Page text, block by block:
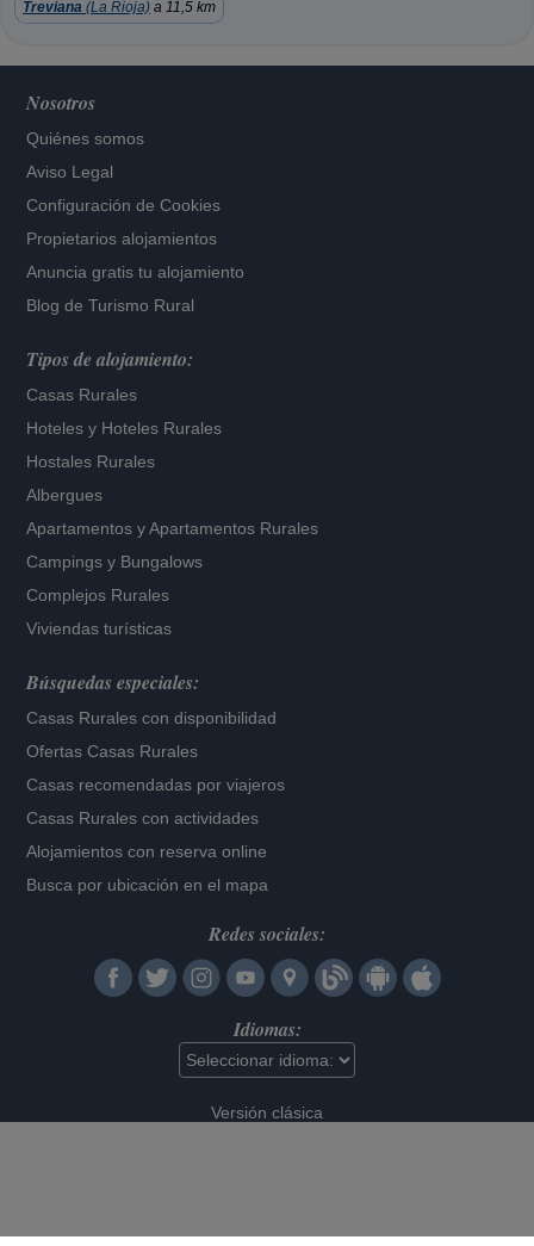
Treviana (La Rioja) a 11,5 km
Nosotros
Quiénes somos
Aviso Legal
Configuración de Cookies
Propietarios alojamientos
Anuncia gratis tu alojamiento
Blog de Turismo Rural
Tipos de alojamiento:
Casas Rurales
Hoteles y Hoteles Rurales
Hostales Rurales
Albergues
Apartamentos yApartamentos Rurales
Campings y Bungalows
Complejos Rurales
Viviendas turísticas
Búsquedas especiales:
Casas Rurales con disponibilidad
Ofertas Casas Rurales
Casas recomendadas por viajeros
Casas Rurales con actividades
Alojamientos con reserva online
Busca por ubicación en el mapa
Redes sociales:
Idiomas:
Versión clásica